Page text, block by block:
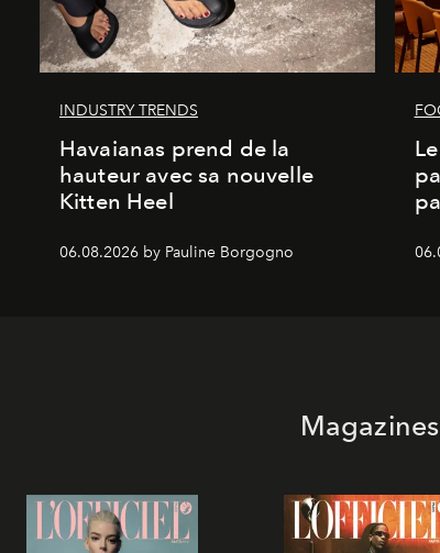
INDUSTRY TRENDS
Havaianas prend de la
hauteur avec sa nouvelle
Kitten Heel
06.08.2026 by Pauline Borgogno
Magazines